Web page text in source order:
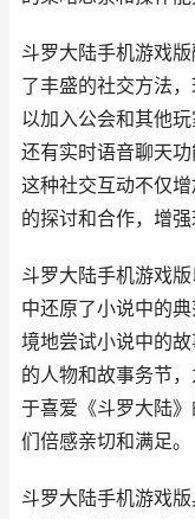
斗罗大陆手机游戏
了丰盛的社交方法
以加入公会和其他
还有实时语音聊天功
这种社交互动不仅
的探讨和合作，增强
斗罗大陆手机游戏
中还原了小说中的
境地尝试小说中的
的人物和故事务节
于喜爱《斗罗大陆
们倍感亲切和满足。
斗罗大陆手机游戏